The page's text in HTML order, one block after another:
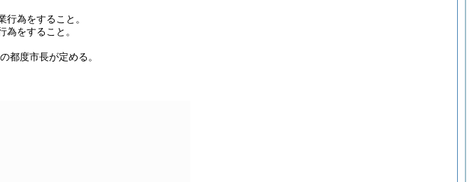
為をすること。
をすること。
都度市長が定める。